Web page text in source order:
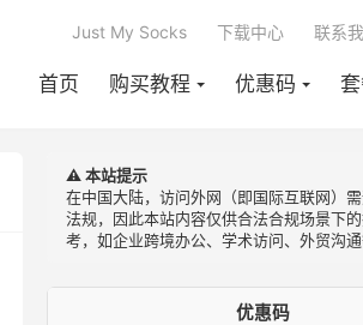
首页 购买教程 优惠码
Just My Socks 下载中心 联系
⚠️ 本站提示
在中国大陆，访问外网（即国际互联网）
法规，因此本站内容仅供合法合规场景下
考，如企业跨境办公、学术访问、外贸沟通
优惠码